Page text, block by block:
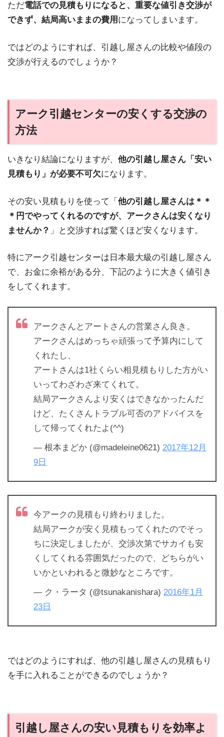
ただ電話での見積もりになると、重要な値引き交渉が
できず、結局高いままの費用 になってしまいます。
ではどのようにすれば、引越し屋さんの比較や値段の
交渉が行えるのでしょうか？
アーク引越センターの安くする交渉の
方法
いきなり結論になりますが、 他の引越し屋さん「安い
見積もり」が必要不可欠になります。
その安い見積もりを使って「 他の引越し屋さんは＊＊
＊円でやってくれるのですが、アークさんは安くなり
ませんか？ 」と交渉すれば驚くほど安くなります。
特にアーク引越センターは日本最大級の引越し屋さん
で、お金に余裕がある分、下記のように大きく値引き
をしてくれます。
アークさんとアートさんの営業さん良き。
アークさんはめっちゃ頑張って予算内にして
くれたし、
アートさんは1社くらい相見積もりした方がい
いってわざわざ来てくれて。
結局アークさんより安くはできなかったんだ
けど、たくさんトラブル可否のアドバイスを
して帰ってくれたよ(^^)
— 根本まどか (@madeleine0621) 2017年12月
9日
今アークの見積もり終わりました。
結局アークが安く見積もってくれたのでそっ
ちに決定しましたが、交渉次第でサカイも安
くしてくれる雰囲気だったので、どちらがい
いかといわれると微妙なところです。
— ク・ラータ (@tsunakanishara) 2016年1月
23日
ではどのようにすれば、他の引越し屋さんの見積もり
を手に入れることができるのでしょうか？
引越し屋さんの安い見積もりを効率よ